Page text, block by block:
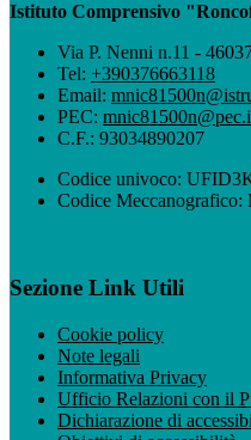
Istituto Comprensivo
Via P. Nenni n.11 -
Tel: +390376663118
Email:
PEC:
C.F.: 93034890207
Codice univoco:
Codice
Sezione Link Utili
Cookie policy
Note legali
Informativa Privacy
Ufficio Relazioni con il
Dichiarazione di